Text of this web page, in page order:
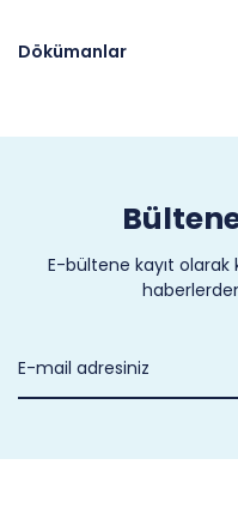
Dökümanlar
E-bültene kayıt